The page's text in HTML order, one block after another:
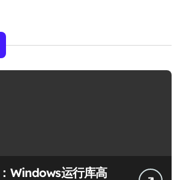
Windows运行库高